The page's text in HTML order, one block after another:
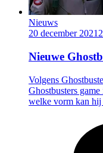
Nieuws
20 december 2021
Nieuwe
Volgens
Ghostbusters
welke vorm kan hij